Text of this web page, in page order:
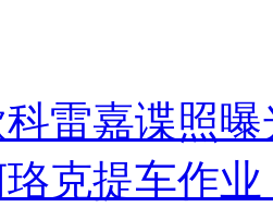
雷嘉谍照
克提车作